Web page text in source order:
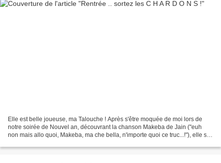
Elle est belle joueuse, ma Talouche ! Après s'être moquée de moi lors de
notre soirée de Nouvel an, découvrant la chanson Makeba de Jain ("euh
non mais allo quoi, Makeba, ma che bella, n'importe quoi ce truc...!"), elle s'y